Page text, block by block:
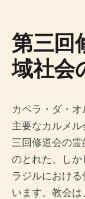
第三回
域社会
カペラ・ダ・オ
主要なカルメ
三回修道会の
のとれた、し
ラジルにおけ
います。教会